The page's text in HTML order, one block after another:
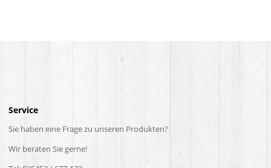
Service
Sie haben eine Frage zu unseren Produkten?
Wir beraten Sie gerne!